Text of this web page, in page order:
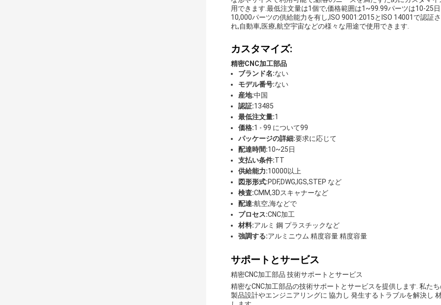
用できます.最低注文量は1個で,価格範囲は1~99.99パーツは10-25
10,000パーツの供給能力を有し,ISO 9001:2015とISO 14001で認証
れ,自動車,医療,航空宇宙などの様々な用途で使用できます.
カスタマイズ:
精密CNC加工部品
ブランド名:ない
モデル番号:ない
産地:中国
認証:13485
最低注文量:1
価格:1 - 99 について99
パッケージの詳細:要求に応じて
配達時間:10~25日
支払い条件:TT
供給能力:10000以上
図形形式:PDF,DWG,IGS,STEP など
検査:CMM,3Dスキャナーなど
配達:航空,海などで
プロセス:CNC加工
材料:アルミ 鋼 プラスチックなど
強調する:アルミニウム 精度容量 精度容量
サポートとサービス
精密CNC加工部品 技術サポートとサービス
精密なCNC加工部品の技術サポートとサービスを提供します. 私た
製品設計やエンジニアリングに 協力し 発生するトラブルを解決し